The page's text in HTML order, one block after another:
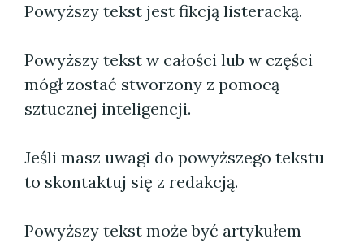
Powyższy tekst jest fikcją listeracką.
Powyższy tekst w całości lub w części
mógł zostać stworzony z pomocą
sztucznej inteligencji.
Jeśli masz uwagi do powyższego tekstu
to skontaktuj się z redakcją.
Powyższy tekst może być artykułem